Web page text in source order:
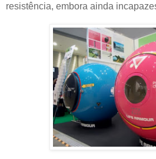
resistência, embora ainda